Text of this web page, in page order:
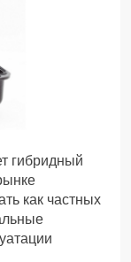
гибридный
как частных